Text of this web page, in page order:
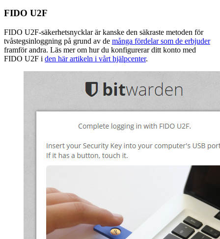
FIDO U2F
FIDO U2F-säkerhetsnycklar är kanske den säkraste metoden för
tvåstegsinloggning på grund av de många fördelar som de erbjuder
framför andra. Läs mer om hur du konfigurerar ditt konto med
FIDO U2F i den här artikeln i vårt hjälpcenter.